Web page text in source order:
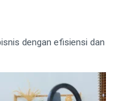
dengan efisiensi dan